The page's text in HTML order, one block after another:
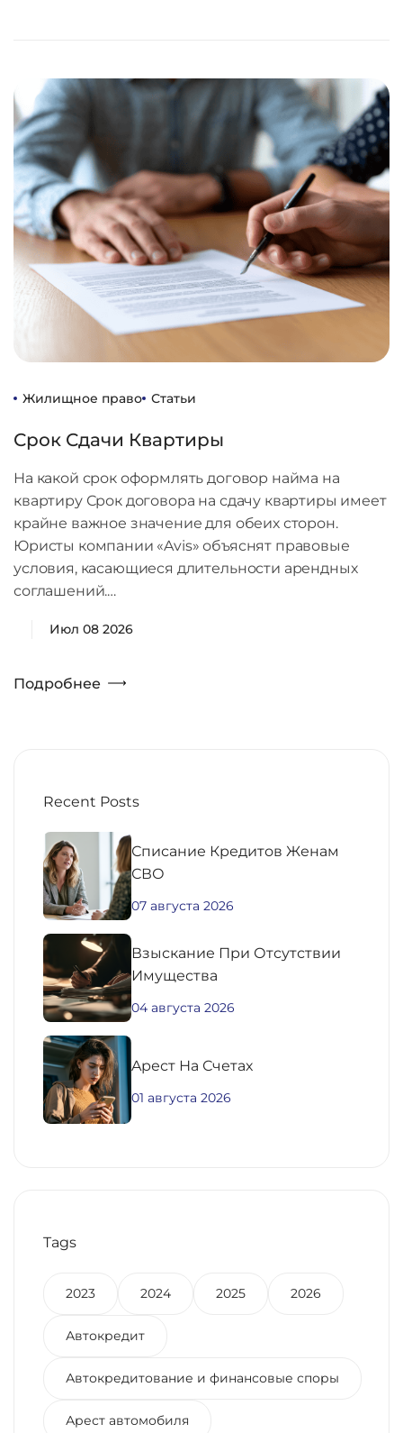
Жилищное право Статьи
Срок Сдачи Квартиры
На какой срок оформлять договор найма на
квартиру Срок договора на сдачу квартиры имеет
крайне важное значение для обеих сторон.
Юристы компании «Avis» объяснят правовые
условия, касающиеся длительности арендных
соглашений.…
Июл 08 2026
Подробнее
Recent Posts
Списание Кредитов Женам
СВО
07 августа 2026
Взыскание При Отсутствии
Имущества
04 августа 2026
Aрест На Счетах
01 августа 2026
Tags
2023 2024 2025 2026
Автокредит
Автокредитование и финансовые споры
Арест автомобиля